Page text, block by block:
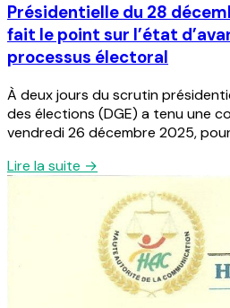
Présidentielle du 28
fait le point sur l’état
processus électoral
À deux jours du scrutin
des élections (DGE) a tenu une
vendredi 26 décembre 2025, pour
Lire la suite →